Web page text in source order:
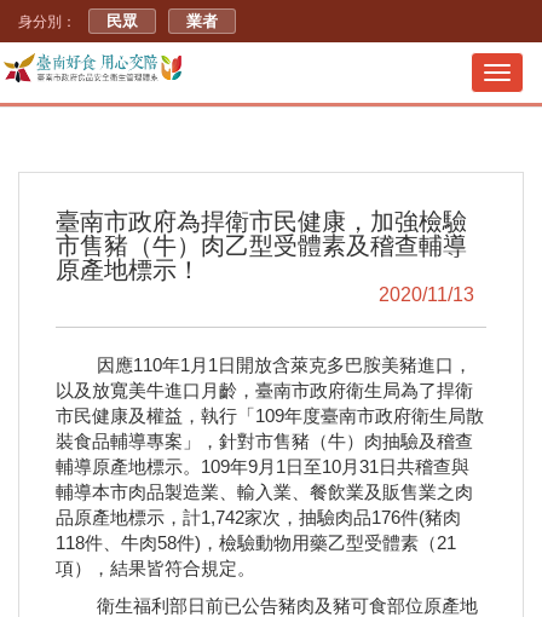
身分別： 民眾 業者
臺南市政府為捍衛市民健康，加強檢驗
市售豬（牛）肉乙型受體素及稽查輔導
原產地標示！
2020/11/13
因應110年1月1日開放含萊克多巴胺美豬進口，
以及放寬美牛進口月齡，臺南市政府衛生局為了捍衛
市民健康及權益，執行「109年度臺南市政府衛生局散
裝食品輔導專案」，針對市售豬（牛）肉抽驗及稽查
輔導原產地標示。109年9月1日至10月31日共稽查與
輔導本市肉品製造業、輸入業、餐飲業及販售業之肉
品原產地標示，計1,742家次，抽驗肉品176件(豬肉
118件、牛肉58件)，檢驗動物用藥乙型受體素（21
項），結果皆符合規定。
衛生福利部日前已公告豬肉及豬可食部位原產地